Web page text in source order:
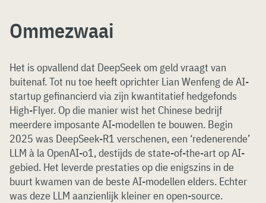
Ommezwaai
Het is opvallend dat DeepSeek om geld vraagt van
buitenaf. Tot nu toe heeft oprichter Lian Wenfeng de AI-
startup gefinancierd via zijn kwantitatief hedgefonds
High-Flyer. Op die manier wist het Chinese bedrijf
meerdere imposante AI-modellen te bouwen. Begin
2025 was DeepSeek-R1 verschenen, een ‘redenerende’
LLM à la OpenAI-o1, destijds de state-of-the-art op AI-
gebied. Het leverde prestaties op die enigszins in de
buurt kwamen van de beste AI-modellen elders. Echter
was deze LLM aanzienlijk kleiner en open-source.